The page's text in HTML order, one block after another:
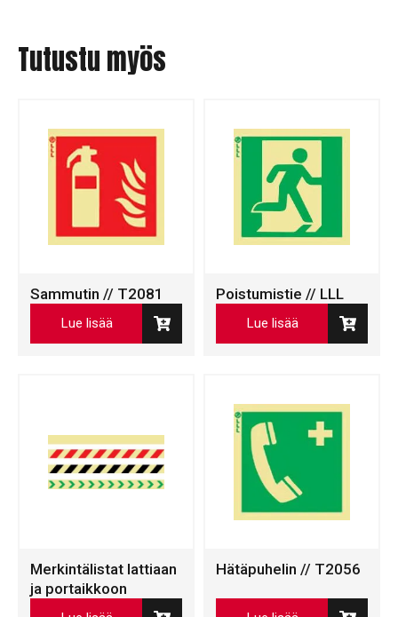
Tutustu myös
Sammutin // T2081
Lue lisää
Poistumistie // LLL
Lue lisää
Merkintälistat lattiaan
ja portaikkoon
Hätäpuhelin // T2056